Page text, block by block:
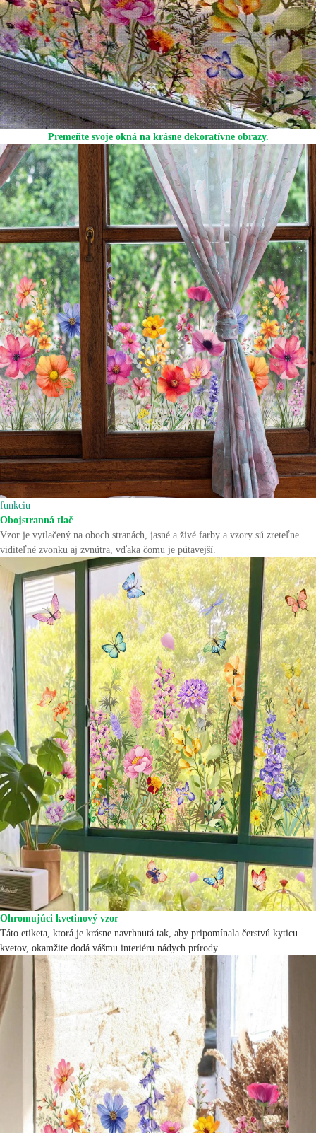
Premeňte svoje okná na krásne dekoratívne obrazy.
funkciu
Obojstranná tlač
Vzor je vytlačený na oboch stranách, jasné a živé farby a vzory sú zreteľne
viditeľné zvonku aj zvnútra, vďaka čomu je pútavejší.
Ohromujúci kvetinový vzor
Táto etiketa, ktorá je krásne navrhnutá tak, aby pripomínala čerstvú kyticu
kvetov, okamžite dodá vášmu interiéru nádych prírody.